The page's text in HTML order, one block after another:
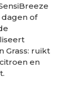
of
Grass: ruikt
en